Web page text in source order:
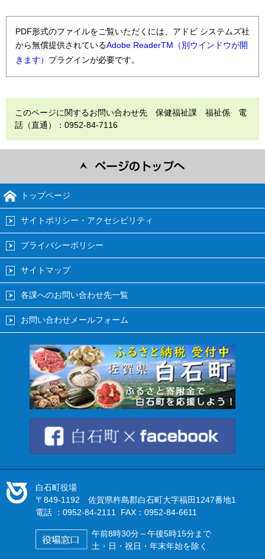
PDF形式のファイルをご覧いただくには、アドビ システムズ社
から無償提供されているAdobe ReaderTM（別ウインドウが開
きます） プラグインが必要です。
このページに関するお問い合わせ先 保健福祉課 福祉係 電
話（直通）：0952-84-7116
トップページ
サイトポリシー・アクセシビリティ
プライバシーポリシー
サイトマップ
各課へのお問い合わせ先一覧
お問い合わせメールフォーム
白石町役場
〒849-1192 佐賀県杵島郡白石町大字福田1247番地1
電話 ：0952-84-2111 FAX：0952-84-6611
午前8時30分～午後5時15分まで
土・日・祝日・年末年始を除く